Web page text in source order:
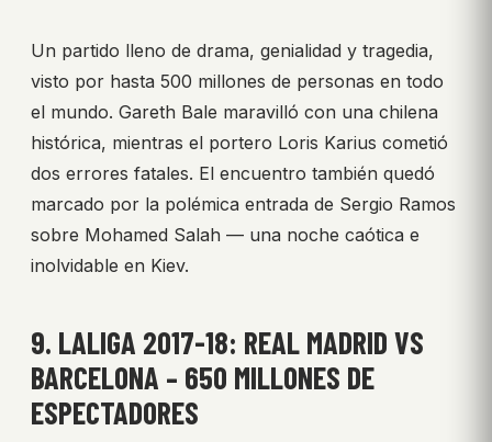
Un partido lleno de drama, genialidad y tragedia,
visto por hasta 500 millones de personas en todo
el mundo. Gareth Bale maravilló con una chilena
histórica, mientras el portero Loris Karius cometió
dos errores fatales. El encuentro también quedó
marcado por la polémica entrada de Sergio Ramos
sobre Mohamed Salah — una noche caótica e
inolvidable en Kiev.
9. LALIGA 2017-18: REAL MADRID VS
BARCELONA – 650 MILLONES DE
ESPECTADORES